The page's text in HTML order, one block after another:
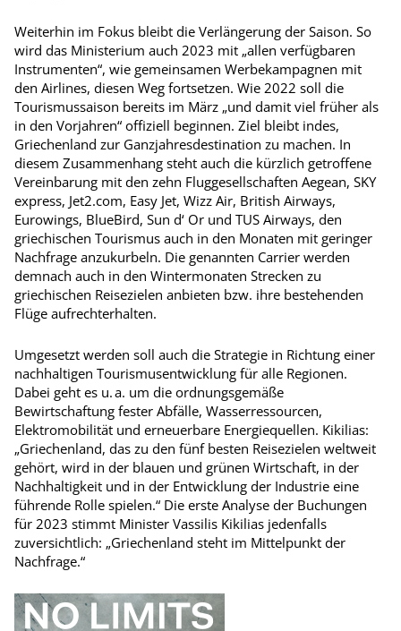
Weiterhin im Fokus bleibt die Verlängerung der Saison. So
wird das Ministerium auch 2023 mit „allen verfügbaren
Instrumenten“, wie gemeinsamen Werbekampagnen mit
den Airlines, diesen Weg fortsetzen. Wie 2022 soll die
Tourismussaison bereits im März „und damit viel früher als
in den Vorjahren“ offiziell beginnen. Ziel bleibt indes,
Griechenland zur Ganzjahresdestination zu machen. In
diesem Zusammenhang steht auch die kürzlich getroffene
Vereinbarung mit den zehn Fluggesellschaften Aegean, SKY
express, Jet2.com, Easy Jet, Wizz Air, British Airways,
Eurowings, BlueBird, Sun d‘ Or und TUS Airways, den
griechischen Tourismus auch in den Monaten mit geringer
Nachfrage anzukurbeln. Die genannten Carrier werden
demnach auch in den Wintermonaten Strecken zu
griechischen Reisezielen anbieten bzw. ihre bestehenden
Flüge aufrechterhalten.
Umgesetzt werden soll auch die Strategie in Richtung einer
nachhaltigen Tourismusentwicklung für alle Regionen.
Dabei geht es u. a. um die ordnungsgemäße
Bewirtschaftung fester Abfälle, Wasserressourcen,
Elektromobilität und erneuerbare Energiequellen. Kikilias:
„Griechenland, das zu den fünf besten Reisezielen weltweit
gehört, wird in der blauen und grünen Wirtschaft, in der
Nachhaltigkeit und in der Entwicklung der Industrie eine
führende Rolle spielen.“ Die erste Analyse der Buchungen
für 2023 stimmt Minister Vassilis Kikilias jedenfalls
zuversichtlich: „Griechenland steht im Mittelpunkt der
Nachfrage.“